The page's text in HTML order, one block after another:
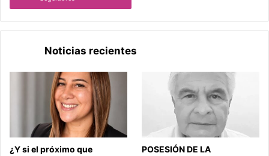
Noticias recientes
¿Y si el próximo que
POSESIÓN DE LA